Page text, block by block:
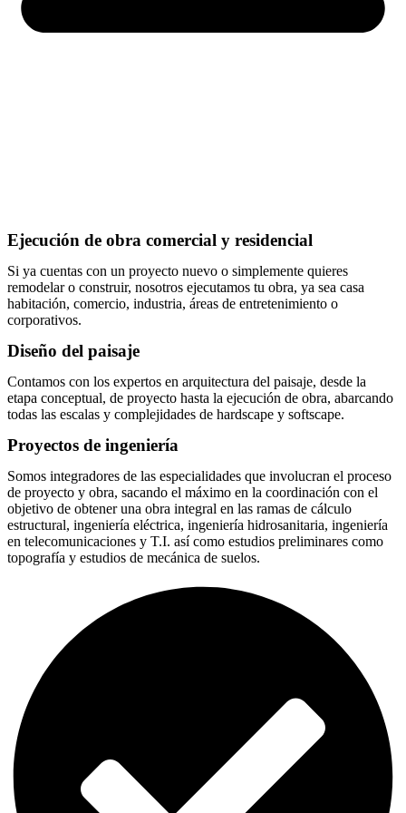
Ejecución de obra comercial y residencial
Si ya cuentas con un proyecto nuevo o simplemente quieres
remodelar o construir, nosotros ejecutamos tu obra, ya sea casa
habitación, comercio, industria, áreas de entretenimiento o
corporativos.
Diseño del paisaje
Contamos con los expertos en arquitectura del paisaje, desde la
etapa conceptual, de proyecto hasta la ejecución de obra, abarcando
todas las escalas y complejidades de hardscape y softscape.
Proyectos de ingeniería
Somos integradores de las especialidades que involucran el proceso
de proyecto y obra, sacando el máximo en la coordinación con el
objetivo de obtener una obra integral en las ramas de cálculo
estructural, ingeniería eléctrica, ingeniería hidrosanitaria, ingeniería
en telecomunicaciones y T.I. así como estudios preliminares como
topografía y estudios de mecánica de suelos.